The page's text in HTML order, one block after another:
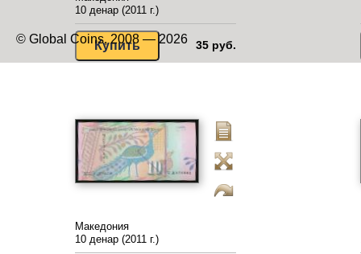
10 денар (2011 г.)
35 руб.
Македония
10 денар (2011 г.)
© Global Coins, 2008 — 2026